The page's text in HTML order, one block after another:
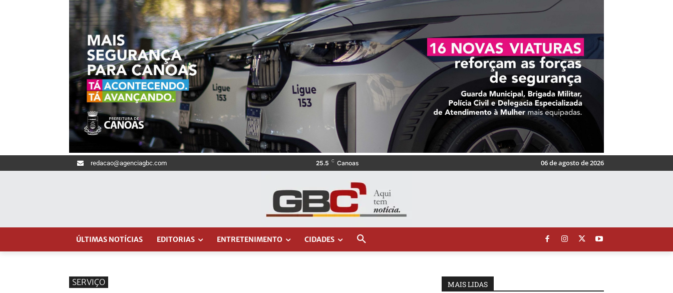
redacao@agenciagbc.com 25.5 C Canoas 06 de agosto de 2026
ÚLTIMAS NOTÍCIAS EDITORIAS ENTRETENIMENTO CIDADES
SERVIÇO MAIS LIDAS